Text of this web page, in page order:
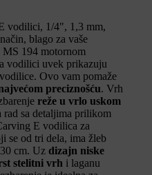
vodilici, 1/4", 1,3 mm,
blago za vaše
194 motornom
vodilici uvek prikazuju
Ovo vam pomaže
preciznošću. Vrh
reže u vrlo uskom
rad sa detaljima prilikom
E vodilica za
se od tri dela, ima žleb
cm. Uz dizajn niske
stelitni vrh i laganu